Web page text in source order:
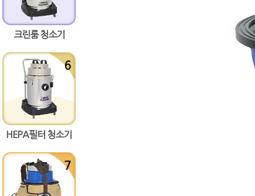
크린룸 청소기
HEPA필터 청소기